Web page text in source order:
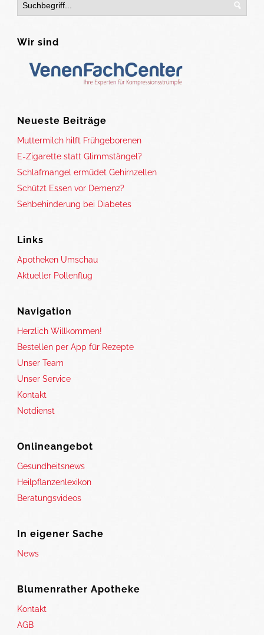
Wir sind
Neueste Beiträge
Muttermilch hilft Frühgeborenen
E-Zigarette statt Glimmstängel?
Schlafmangel ermüdet Gehirnzellen
Schützt Essen vor Demenz?
Sehbehinderung bei Diabetes
Links
Apotheken Umschau
Aktueller Pollenflug
Navigation
Herzlich Willkommen!
Bestellen per App für Rezepte
Unser Team
Unser Service
Kontakt
Notdienst
Onlineangebot
Gesundheitsnews
Heilpflanzenlexikon
Beratungsvideos
In eigener Sache
News
Blumenrather Apotheke
Kontakt
AGB